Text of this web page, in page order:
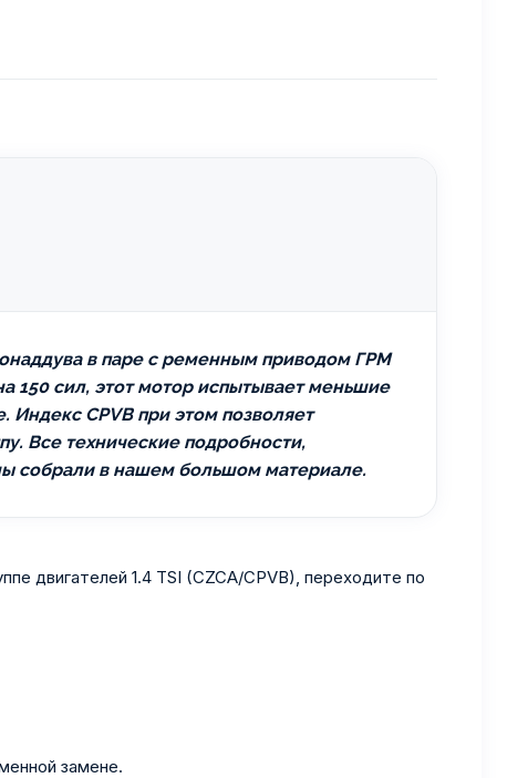
в паре с ременным приводом ГРМ
150 сил, этот мотор испытывает меньшие
Индекс CPVBпри этом позволяет
Все технические подробности,
собрали в нашем большом материале.
двигателей 1.4 TSI (CZCA/CPVB), переходите по
замене.